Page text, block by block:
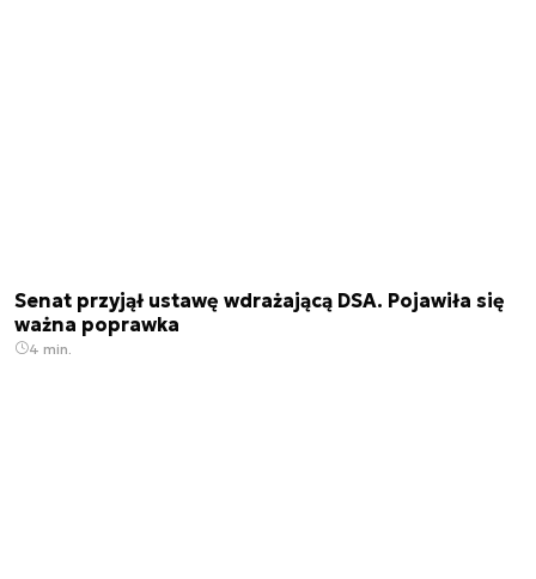
Senat przyjął ustawę wdrażającą DSA. Pojawiła się
ważna poprawka
4 min.